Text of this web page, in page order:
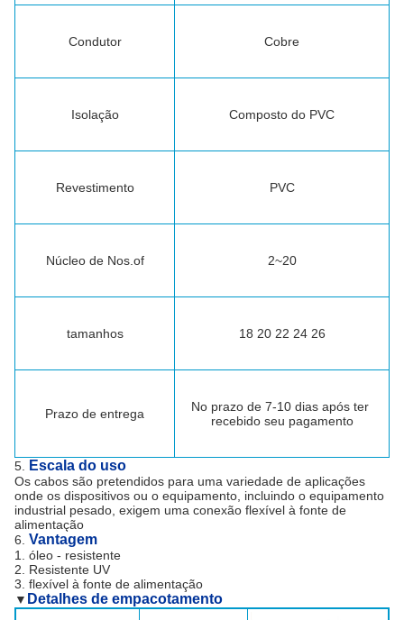
Condutor Cobre
Isolação Composto do PVC
Revestimento PVC
Núcleo de Nos.of 2~20
tamanhos 18 20 22 24 26
Prazo de entrega
No prazo de 7-10 dias após ter
recebido seu pagamento
5. Escala do uso
Os cabos são pretendidos para uma variedade de aplicações
onde os dispositivos ou o equipamento, incluindo o equipamento
industrial pesado, exigem uma conexão flexível à fonte de
alimentação
6. Vantagem
1. óleo - resistente
2. Resistente UV
3. flexível à fonte de alimentação
▼ Detalhes de empacotamento